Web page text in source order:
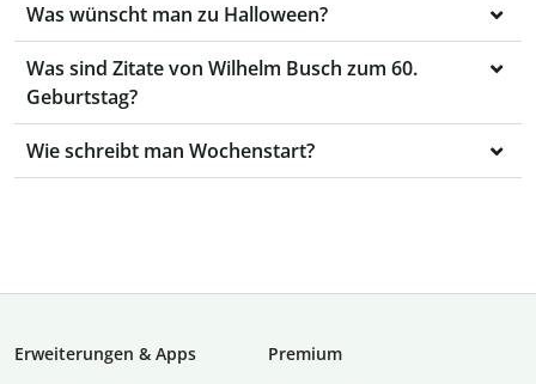
Was wünscht man zu Halloween?
Was sind Zitate von Wilhelm Busch zum 60.
Geburtstag?
Wie schreibt man Wochenstart?
Erweiterungen & Apps
Premium